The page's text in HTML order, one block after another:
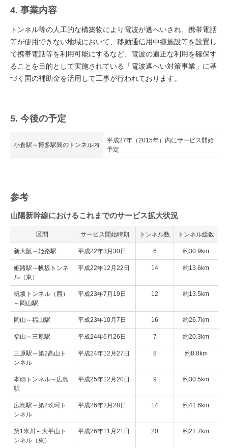
4. 事業内容
トンネル等の人工的な構築物により電波が遮へいされ、携帯電話
等が使用できない地域において、移動通信用中継施設等を設置し
て携帯電話等を利用可能にするなど、電波の適正な利用を確保す
ることを目的として実施されている「電波遮へい対策事業」に基
づく国の補助金を活用して工事が行われております。
5. 今後の予定
小倉駅～博多駅間のトンネル内
平成27年（2015年）内にサービス開始
予定
参考
山陽新幹線におけるこれまでのサービス拡大状況
区間 サービス開始時期 トンネル数 トンネル総数
新大阪～姫路駅 平成22年3月30日 6 約30.9km
姫路駅～帆坂トンネ
ル（東）
平成22年12月22日 14 約13.6km
帆坂トンネル（西）
～岡山駅
平成23年7月19日 12 約13.5km
岡山～福山駅 平成23年10月7日 16 約26.7km
福山～三原駅 平成24年6月26日 7 約20.3km
三原駅～第2高山ト
ンネル
平成24年12月27日 8 約8.8km
本郷トンネル～広島
駅
平成25年12月20日 9 約30.5km
広島駅～第2玖珂ト
ンネル
平成26年2月28日 14 約41.6km
第1米川～大平山ト
ンネル（東）
平成26年11月21日 20 約21.7km